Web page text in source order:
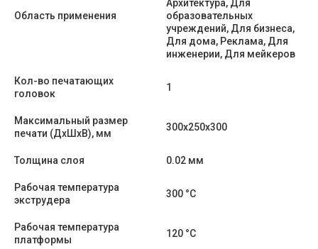
Область применения
Архитектура, Для
образовательных
учреждений, Для бизнеса,
Для дома, Реклама, Для
инженерии, Для мейкеров
Кол-во печатающих
головок
1
Максимальный размер
печати (ДхШхВ), мм
300x250x300
Толщина слоя 0.02 мм
Рабочая температура
экструдера
300 °C
Рабочая температура
платформы
120 °C